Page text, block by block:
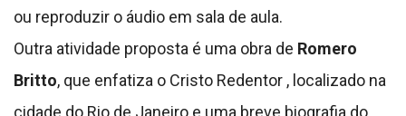
ou reproduzir o áudio em sala de aula.
Outra atividade proposta é uma obra de Romero
Britto, que enfatiza o Cristo Redentor , localizado na
cidade do Rio de Janeiro e uma breve biografia do